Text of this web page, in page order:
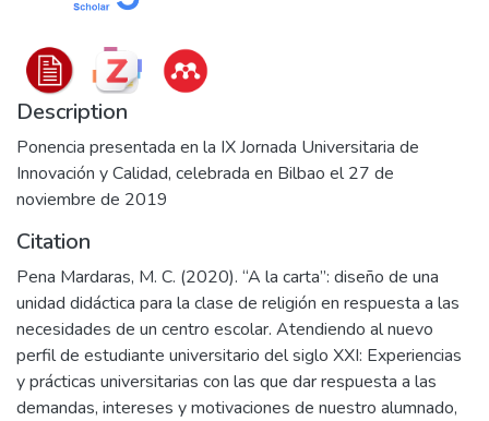
Description
Ponencia presentada en la IX Jornada Universitaria de
Innovación y Calidad, celebrada en Bilbao el 27 de
noviembre de 2019
Citation
Pena Mardaras, M. C. (2020). “A la carta”: diseño de una
unidad didáctica para la clase de religión en respuesta a las
necesidades de un centro escolar. Atendiendo al nuevo
perfil de estudiante universitario del siglo XXI: Experiencias
y prácticas universitarias con las que dar respuesta a las
demandas, intereses y motivaciones de nuestro alumnado,